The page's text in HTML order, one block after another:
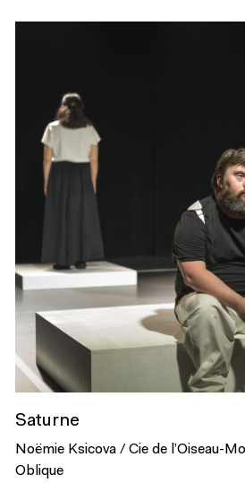
Saturne
Noëmie Ksicova / Cie de l’Oiseau-
Oblique